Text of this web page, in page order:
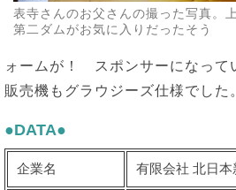
表寺さんのお父さんの撮った写真。
第二ダムがお気に入りだったそう
ォームが！ スポンサーになって
販売機もグラウジーズ仕様でした
●DATA●
企業名 有限会社 北日